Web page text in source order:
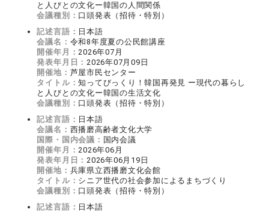
と人びとの文化ー韓国の人間関係
会議種別： 口頭発表（招待・特別）
記述言語： 日本語
会議名： 令和8年度夏の公民館講座
開催年月：2026年07月
発表年月日：2026年07月09日
開催地： 芦屋市民センター
タイトル：知ってびっくり！韓国再発見 ー現代の暮らし
と人びとの文化ー韓国の生活文化
会議種別： 口頭発表（招待・特別）
記述言語： 日本語
会議名： 西播磨高齢者文化大学
国際・国内会議： 国内会議
開催年月：2026年06月
発表年月日：2026年06月19日
開催地： 兵庫県立西播磨文化会館
タイトル： シニア世代の社会参加によるまちづくり
会議種別： 口頭発表（招待・特別）
記述言語： 日本語